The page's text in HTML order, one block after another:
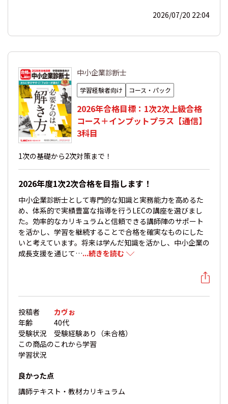
2026/07/20 22:04
中小企業診断士
学習経験者向け コース・パック
2026年合格目標：1次2次上級合格
コース＋インプットプラス【通信】
3科目
1次の基礎から2次対策まで！
2026年度1次2次合格を目指します！
中小企業診断士として専門的な知識と実務能力を高めるた
め、体系的で実績豊富な指導を行うLECの講座を選びまし
た。効率的なカリキュラムと信頼できる講師陣のサポート
を活かし、学習を継続することで合格を確実なものにした
いと考えています。将来は学んだ知識を活かし、中小企業の
成長支援を通じて…...続きを読む
投稿者
カヴぉ
年齢
40代
受験状況
受験経験あり（未合格）
この商品の
学習状況
これから学習
良かった点
講師テキスト・教材カリキュラム